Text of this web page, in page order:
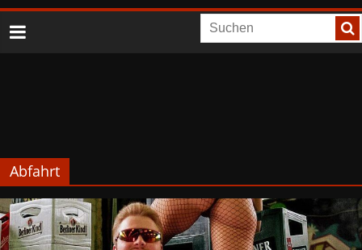
Abfahrt